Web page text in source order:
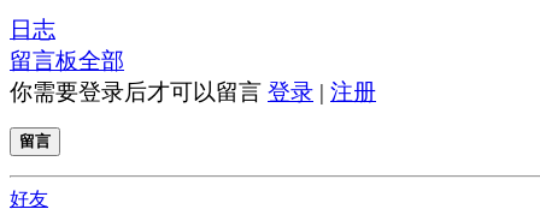
日志
留言板全部
你需要登录后才可以留言 登录 | 注册
留言
好友